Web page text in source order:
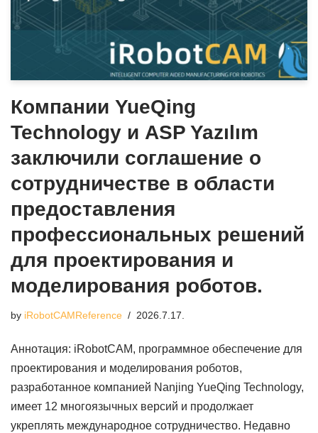
Компании YueQing
Technology и ASP Yazılım
заключили соглашение о
сотрудничестве в области
предоставления
профессиональных решений
для проектирования и
моделирования роботов.
by iRobotCAMReference 2026.7.17.
Аннотация: iRobotCAM, программное обеспечение для
проектирования и моделирования роботов,
разработанное компанией Nanjing YueQing Technology,
имеет 12 многоязычных версий и продолжает
укреплять международное сотрудничество. Недавно